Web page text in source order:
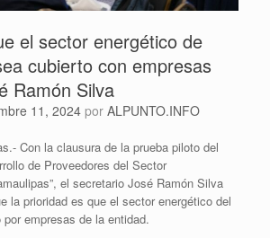
el sector energético de
cubierto con empresas
Ramón Silva
11, 2024por ALPUNTO.INFO
Con la clausura de la prueba piloto del
de Proveedores del Sector
el secretario José Ramón Silva
la prioridad es que el sector energético del
empresas de la entidad.